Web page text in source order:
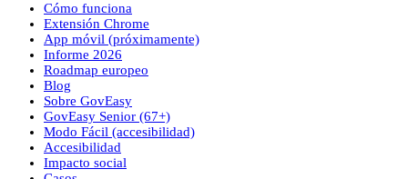
Cómo funciona
Extensión Chrome
App móvil (próximamente)
Informe 2026
Roadmap europeo
Blog
Sobre GovEasy
GovEasy Senior (67+)
Modo Fácil (accesibilidad)
Accesibilidad
Impacto social